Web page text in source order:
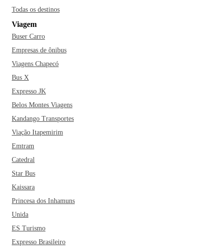
Todas os destinos
Viagem
Buser Carro
Empresas de ônibus
Viagens Chapecó
Bus X
Expresso JK
Belos Montes Viagens
Kandango Transportes
Viação Itapemirim
Emtram
Catedral
Star Bus
Kaissara
Princesa dos Inhamuns
Unida
ES Turismo
Expresso Brasileiro